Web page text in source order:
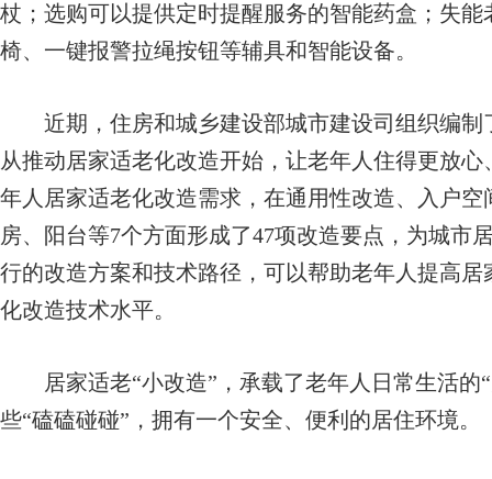
杖；选购可以提供定时提醒服务的智能药盒；失
椅、一键报警拉绳按钮等辅具和智能设备。
近期，住房和城乡建设部城市建设司组织编制
从推动居家适老化改造开始，让老年人住得更放
年人居家适老化改造需求，在通用性改造、入户
房、阳台等7个方面形成了47项改造要点，为城市
行的改造方案和技术路径，可以帮助老年人提高
化改造技术水平。
居家适老“小改造”，承载了老年人日常生活的“
些“磕磕碰碰”，拥有一个安全、便利的居住环境。